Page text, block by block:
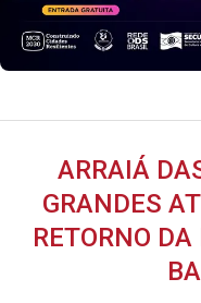
ARRAIÁ
GRANDES
RETORNO